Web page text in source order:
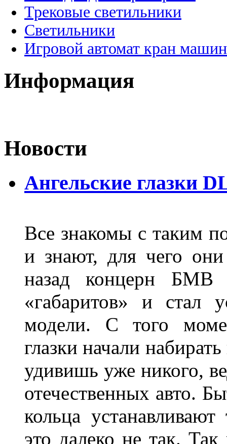
Трековые светильники
Светильники
Игровой автомат кран
Информация
Новости
Ангельские глазки
Все знакомы с таким
и знают, для чего
назад концерн БМВ
«габаритов» и стал
модели. С того
глазки начали
удивишь уже никого,
отечественных авто.
кольца
это далеко не так. Так